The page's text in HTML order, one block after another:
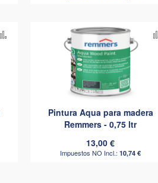
Pintura Aqua para madera
Remmers - 0,75 ltr
13,00 €
10,74 €